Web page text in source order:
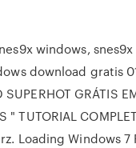
windows,
download gratis
SUPERHOT GRÁTIS
" TUTORIAL
Loading Windows 7